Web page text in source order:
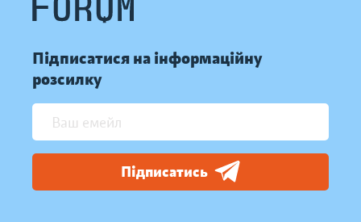
Підписатися на інформаційну
розсилку
Підписатись